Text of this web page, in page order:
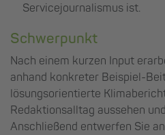
Servicejournalismus ist.
Schwerpunkt
Nach einem kurzen Input
anhand konkreter Beispiel-
lösungsorientierte
Redaktionsalltag aussehen
Anschließend entwerfen Sie